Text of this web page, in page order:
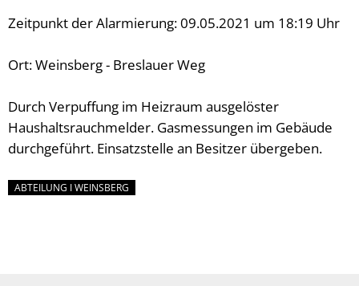
Zeitpunkt der Alarmierung: 09.05.2021 um 18:19 Uhr
Ort: Weinsberg - Breslauer Weg
Durch Verpuffung im Heizraum ausgelöster
Haushaltsrauchmelder. Gasmessungen im Gebäude
durchgeführt. Einsatzstelle an Besitzer übergeben.
ABTEILUNG I WEINSBERG